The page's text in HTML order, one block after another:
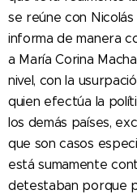
se reúne con
informa de manera
a María Corina
nivel, con la
quien efectúa la
los demás países,
que son casos
está sumamente
detestaban porque